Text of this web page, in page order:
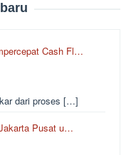
Cash Fl…
dari proses […]
Pusat u…